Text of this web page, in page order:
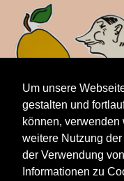
Um unsere
gestalten und
können,
weitere Nutzung
der Verwendung
Informationen zu